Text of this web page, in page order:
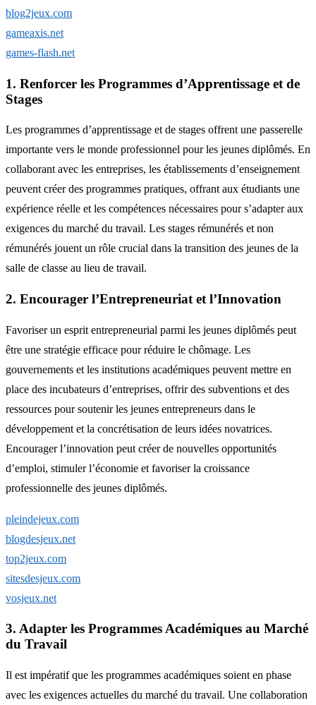
blog2jeux.com
gameaxis.net
games-flash.net
1. Renforcer les Programmes d’Apprentissage et de
Stages
Les programmes d’apprentissage et de stages offrent une passerelle
importante vers le monde professionnel pour les jeunes diplômés. En
collaborant avec les entreprises, les établissements d’enseignement
peuvent créer des programmes pratiques, offrant aux étudiants une
expérience réelle et les compétences nécessaires pour s’adapter aux
exigences du marché du travail. Les stages rémunérés et non
rémunérés jouent un rôle crucial dans la transition des jeunes de la
salle de classe au lieu de travail.
2. Encourager l’Entrepreneuriat et l’Innovation
Favoriser un esprit entrepreneurial parmi les jeunes diplômés peut
être une stratégie efficace pour réduire le chômage. Les
gouvernements et les institutions académiques peuvent mettre en
place des incubateurs d’entreprises, offrir des subventions et des
ressources pour soutenir les jeunes entrepreneurs dans le
développement et la concrétisation de leurs idées novatrices.
Encourager l’innovation peut créer de nouvelles opportunités
d’emploi, stimuler l’économie et favoriser la croissance
professionnelle des jeunes diplômés.
pleindejeux.com
blogdesjeux.net
top2jeux.com
sitesdesjeux.com
vosjeux.net
3. Adapter les Programmes Académiques au Marché
du Travail
Il est impératif que les programmes académiques soient en phase
avec les exigences actuelles du marché du travail. Une collaboration